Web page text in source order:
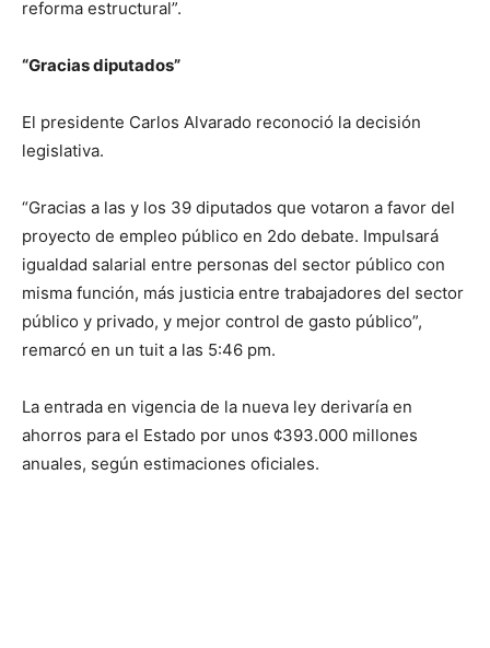
reforma estructural”.
“Gracias diputados”
El presidente Carlos Alvarado reconoció la decisión
legislativa.
“Gracias a las y los 39 diputados que votaron a favor del
proyecto de empleo público en 2do debate. Impulsará
igualdad salarial entre personas del sector público con
misma función, más justicia entre trabajadores del sector
público y privado, y mejor control de gasto público”,
remarcó en un tuit a las 5:46 pm.
La entrada en vigencia de la nueva ley derivaría en
ahorros para el Estado por unos ¢393.000 millones
anuales, según estimaciones oficiales.